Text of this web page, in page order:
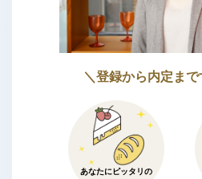
＼登録から内定ま
あなたにピッタリの